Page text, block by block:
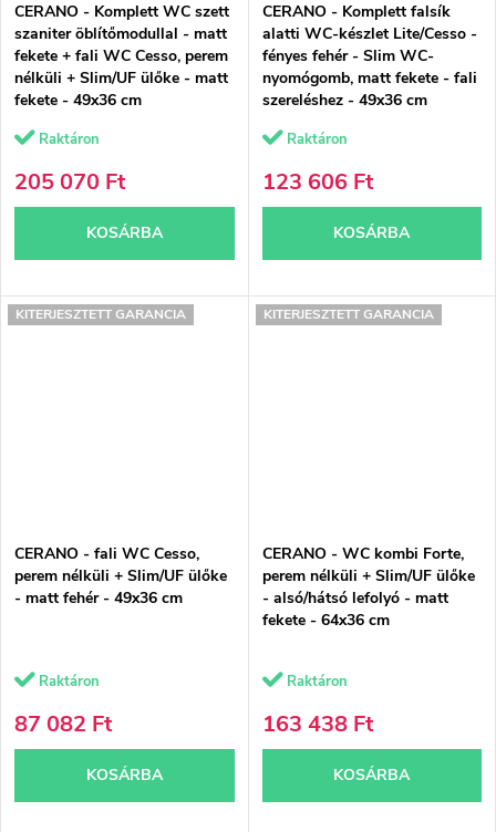
CERANO - Komplett WC szett
szaniter öblítőmodullal - matt
fekete + fali WC Cesso, perem
nélküli + Slim/UF ülőke - matt
fekete - 49x36 cm
Raktáron
205 070 Ft
KOSÁRBA
CERANO - Komplett falsík
alatti WC-készlet Lite/Cesso -
fényes fehér - Slim WC-
nyomógomb, matt fekete - fali
szereléshez - 49x36 cm
Raktáron
123 606 Ft
KOSÁRBA
KITERJESZTETT GARANCIA
CERANO - fali WC Cesso,
perem nélküli + Slim/UF ülőke
- matt fehér - 49x36 cm
Raktáron
87 082 Ft
KOSÁRBA
KITERJESZTETT GARANCIA
CERANO - WC kombi Forte,
perem nélküli + Slim/UF ülőke
- alsó/hátsó lefolyó - matt
fekete - 64x36 cm
Raktáron
163 438 Ft
KOSÁRBA